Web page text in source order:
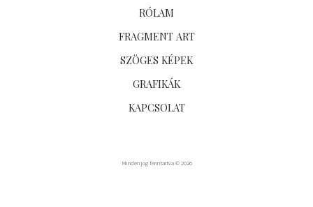
RÓLAM
FRAGMENT ART
SZÖGES KÉPEK
GRAFIKÁK
KAPCSOLAT
Minden jog fenntartva © 2026